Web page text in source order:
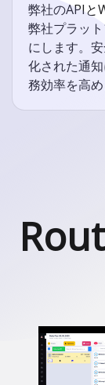
弊社のAPIと
弊社プラッ
にします。
化された通
務効率を高